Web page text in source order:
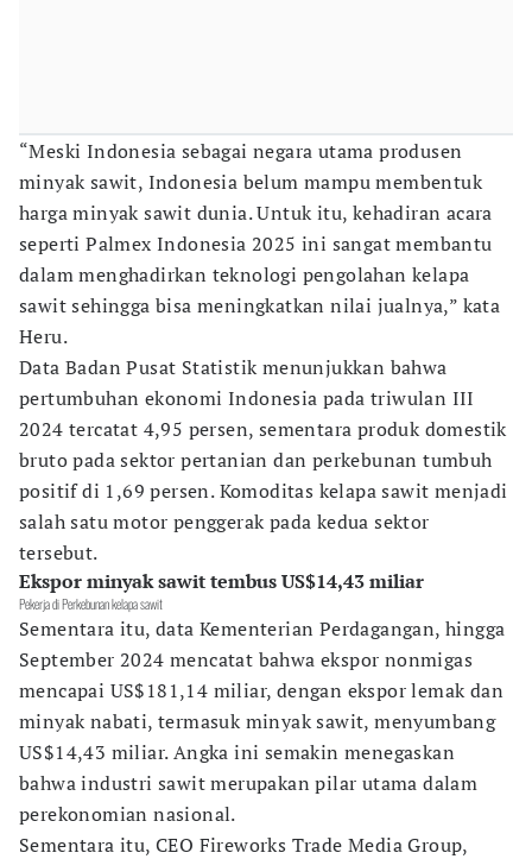
“Meski Indonesia sebagai negara utama produsen
minyak sawit, Indonesia belum mampu membentuk
harga minyak sawit dunia. Untuk itu, kehadiran acara
seperti Palmex Indonesia 2025 ini sangat membantu
dalam menghadirkan teknologi pengolahan kelapa
sawit sehingga bisa meningkatkan nilai jualnya,” kata
Heru.
Data Badan Pusat Statistik menunjukkan bahwa
pertumbuhan ekonomi Indonesia pada triwulan III
2024 tercatat 4,95 persen, sementara produk domestik
bruto pada sektor pertanian dan perkebunan tumbuh
positif di 1,69 persen. Komoditas kelapa sawit menjadi
salah satu motor penggerak pada kedua sektor
tersebut.
Ekspor minyak sawit tembus US$14,43 miliar
Pekerja di Perkebunan kelapa sawit
Sementara itu, data Kementerian Perdagangan, hingga
September 2024 mencatat bahwa ekspor nonmigas
mencapai US$181,14 miliar, dengan ekspor lemak dan
minyak nabati, termasuk minyak sawit, menyumbang
US$14,43 miliar. Angka ini semakin menegaskan
bahwa industri sawit merupakan pilar utama dalam
perekonomian nasional.
Sementara itu, CEO Fireworks Trade Media Group,